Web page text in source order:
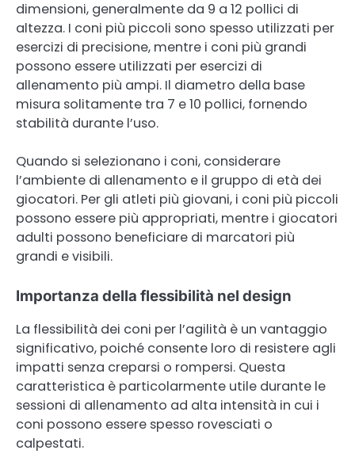
dimensioni, generalmente da 9 a 12 pollici di
altezza. I coni più piccoli sono spesso utilizzati per
esercizi di precisione, mentre i coni più grandi
possono essere utilizzati per esercizi di
allenamento più ampi. Il diametro della base
misura solitamente tra 7 e 10 pollici, fornendo
stabilità durante l’uso.
Quando si selezionano i coni, considerare
l’ambiente di allenamento e il gruppo di età dei
giocatori. Per gli atleti più giovani, i coni più piccoli
possono essere più appropriati, mentre i giocatori
adulti possono beneficiare di marcatori più
grandi e visibili.
Importanza della flessibilità nel design
La flessibilità dei coni per l’agilità è un vantaggio
significativo, poiché consente loro di resistere agli
impatti senza creparsi o rompersi. Questa
caratteristica è particolarmente utile durante le
sessioni di allenamento ad alta intensità in cui i
coni possono essere spesso rovesciati o
calpestati.